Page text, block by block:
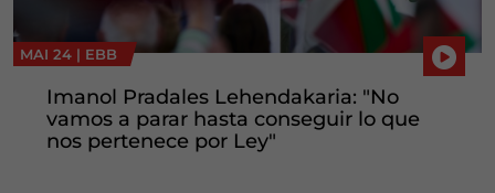
MAI 24 | EBB
Imanol Pradales Lehendakaria: "No
vamos a parar hasta conseguir lo que
nos pertenece por Ley"